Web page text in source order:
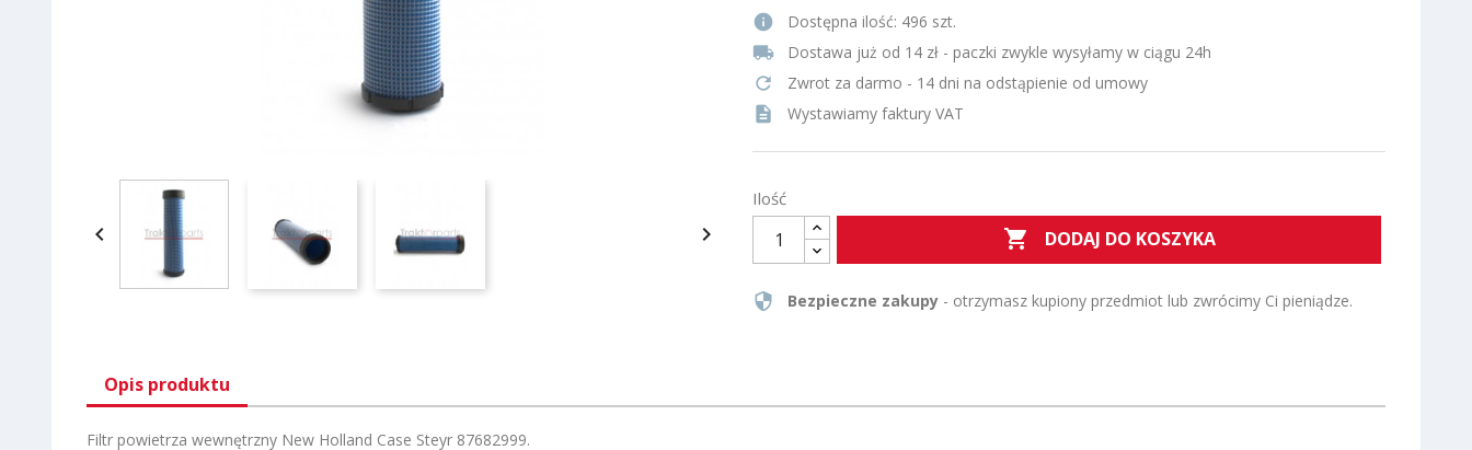
 
info Dostępna ilość: 496 szt.
local_shipping Dostawa już od 14 zł - paczki zwykle wysyłamy w ciągu 24h
refresh Zwrot za darmo - 14 dni na odstąpienie od umowy
description Wystawiamy faktury VAT
Ilość
 DODAJ DO KOSZYKA
security Bezpieczne zakupy - otrzymasz kupiony przedmiot lub zwrócimy Ci pieniądze.
Opis produktu
Filtr powietrza wewnętrzny New Holland Case Steyr 87682999.